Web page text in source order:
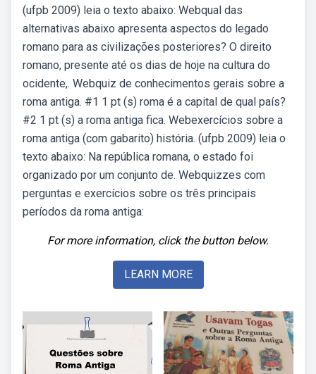
(ufpb 2009) leia o texto abaixo: Webqual das
alternativas abaixo apresenta aspectos do legado
romano para as civilizações posteriores? O direito
romano, presente até os dias de hoje na cultura do
ocidente,. Webquiz de conhecimentos gerais sobre a
roma antiga. #1 1 pt (s) roma é a capital de qual país?
#2 1 pt (s) a roma antiga fica. Webexercícios sobre a
roma antiga (com gabarito) história. (ufpb 2009) leia o
texto abaixo: Na república romana, o estado foi
organizado por um conjunto de. Webquizzes com
perguntas e exercícios sobre os três principais
períodos da roma antiga:
For more information, click the button below.
LEARN MORE